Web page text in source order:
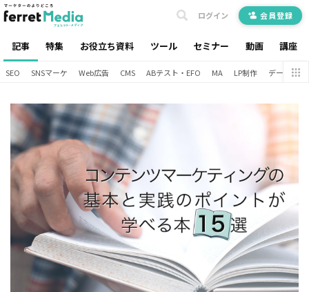
記事 特集 お役立ち資料 ツール セミナー 動画 講座
ログイン 会員登録
SEO SNSマーケ Web広告 CMS ABテスト・EFO MA LP制作 データ分析